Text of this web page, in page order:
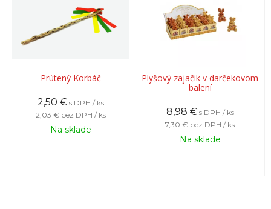
Prútený Korbáč
2,50 € s DPH / ks
2,03 € bez DPH / ks
Na sklade
Plyšový zajačik v darčekovom
balení
8,98 € s DPH / ks
7,30 € bez DPH / ks
Na sklade